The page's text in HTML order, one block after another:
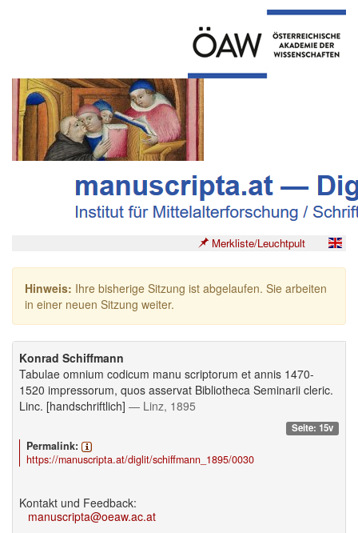
Merkliste/Leuchtpult
Hinweis: Ihre bisherige Sitzung ist abgelaufen. Sie arbeiten
in einer neuen Sitzung weiter.
Konrad Schiffmann
Tabulae omnium codicum manu scriptorum et annis 1470-
1520 impressorum, quos asservat Bibliotheca Seminarii cleric.
Linc. [handschriftlich] — Linz, 1895
Seite: 15v
Permalink:
https://manuscripta.at/diglit/schiffmann_1895/0030
Kontakt und Feedback:
manuscripta@oeaw.ac.at